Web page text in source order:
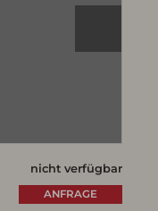
nicht verfügbar
ANFRAGE